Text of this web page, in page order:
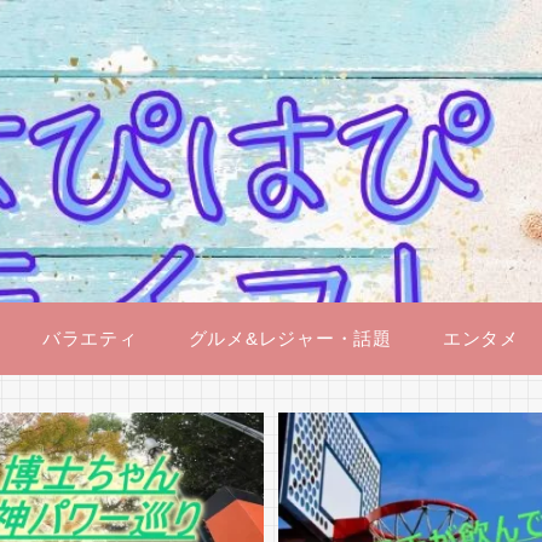
バラエティ グルメ&レジャー・話題 エンタメ